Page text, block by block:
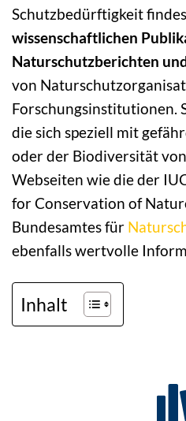
Schutzbedürftigkeit
wissenschaftlichen
Naturschutzberichten
von
Forschungsinstitutionen.
die sich speziell mit
oder der Biodiversität
Webseiten wie die der
for Conservation of
Bundesamtes für
ebenfalls wertvolle
Inhalt